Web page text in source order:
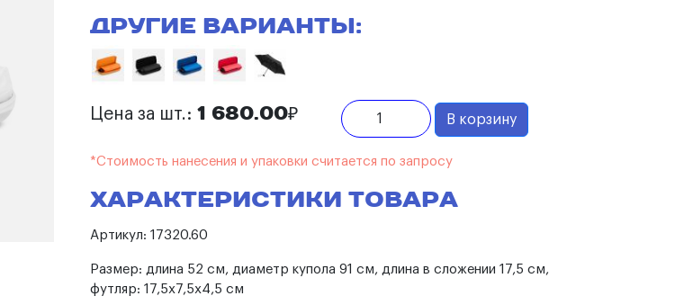
Другие варианты:
Цена за шт.: 1 680.00₽ В корзину
*Стоимость нанесения и упаковки считается по запросу
Характеристики товара
Артикул: 17320.60
Размер: длина 52 см, диаметр купола 91 см, длина в сложении 17,5 см,
футляр: 17,5х7,5х4,5 см